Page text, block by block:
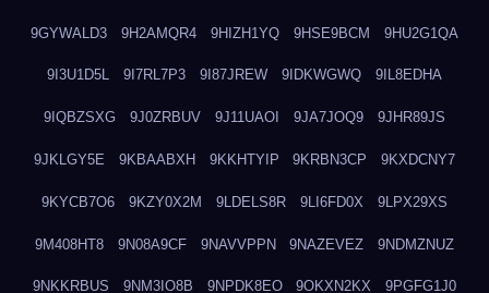
9GYWALD3 9H2AMQR4 9HIZH1YQ 9HSE9BCM 9HU2G1QA
9I3U1D5L 9I7RL7P3 9I87JREW 9IDKWGWQ 9IL8EDHA
9IQBZSXG 9J0ZRBUV 9J11UAOI 9JA7JOQ9 9JHR89JS
9JKLGY5E 9KBAABXH 9KKHTYIP 9KRBN3CP 9KXDCNY7
9KYCB7O6 9KZY0X2M 9LDELS8R 9LI6FD0X 9LPX29XS
9M408HT8 9N08A9CF 9NAVVPPN 9NAZEVEZ 9NDMZNUZ
9NKKRBUS 9NM3IO8B 9NPDK8EO 9OKXN2KX 9PGFG1J0